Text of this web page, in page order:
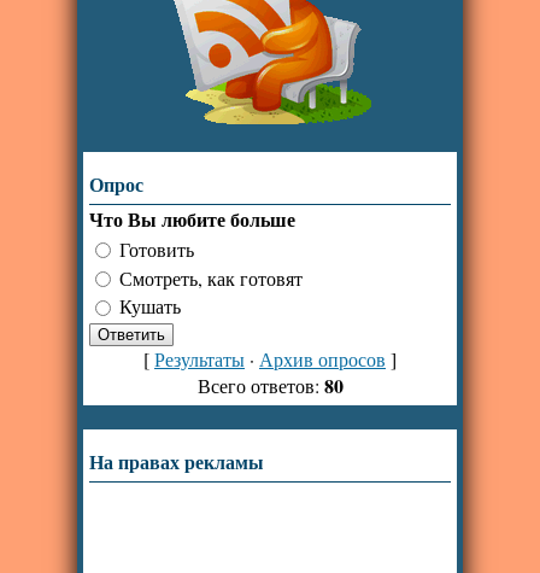
Опрос
Что Вы любите больше
Готовить
Смотреть, как готовят
Кушать
[Результаты · Архив опросов ]
Всего ответов: 80
На правах рекламы